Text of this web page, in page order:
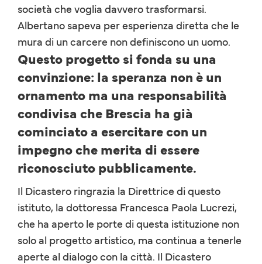
società che voglia davvero trasformarsi.
Albertano sapeva per esperienza diretta che le
mura di un carcere non definiscono un uomo.
Questo progetto si fonda su una
convinzione: la speranza non è un
ornamento ma una responsabilità
condivisa che Brescia ha già
cominciato a esercitare con un
impegno che merita di essere
riconosciuto pubblicamente.
Il Dicastero ringrazia la Direttrice di questo
istituto, la dottoressa Francesca Paola Lucrezi,
che ha aperto le porte di questa istituzione non
solo al progetto artistico, ma continua a tenerle
aperte al dialogo con la città. Il Dicastero